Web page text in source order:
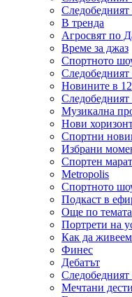
Следобедният
В тренда
Агросвят по
Време за джаз
Спортното
Следобедният
Новините в 12
Музикална
Нови
Спортни
Избрани
Спортен
Metropolis
Спортното
Подкаст в
Още по темата
Портрети на
Как да
Финес
Дебатът
Мечтани